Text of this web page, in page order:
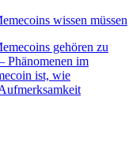
wissen müssen
gehören zu
Phänomenen im
ist, wie